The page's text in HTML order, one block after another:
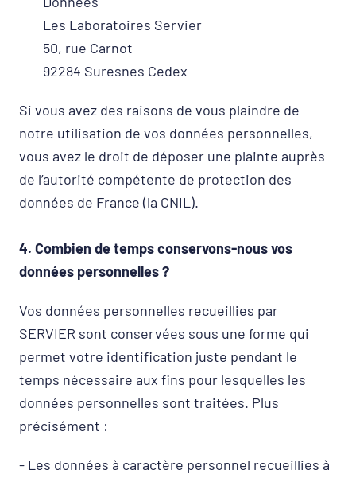
Les Laboratoires Servier
50, rue Carnot
92284 Suresnes Cedex
Si vous avez des raisons de vous plaindre de
notre utilisation de vos données personnelles,
vous avez le droit de déposer une plainte auprès
de l’autorité compétente de protection des
données de France (la CNIL).
4. Combien de temps conservons-nous vos
données personnelles ?
Vos données personnelles recueillies par
SERVIER sont conservées sous une forme qui
permet votre identification juste pendant le
temps nécessaire aux fins pour lesquelles les
données personnelles sont traitées. Plus
précisément :
- Les données à caractère personnel recueillies à